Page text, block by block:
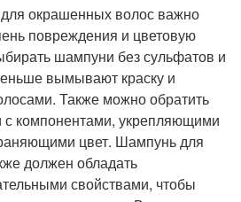
окрашенных волос важно
повреждения и цветовую
шампуни без сульфатов и
вымывают краску и
Также можно обратить
компонентами, укрепляющими
цвет. Шампунь для
должен обладать
свойствами, чтобы